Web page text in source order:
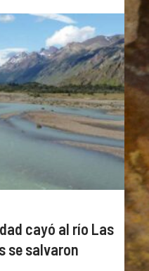
cayó al río Las
se salvaron